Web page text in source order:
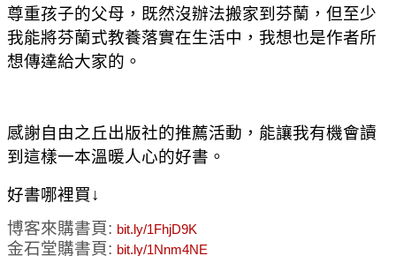
尊重孩子的父母 ，既然沒辦法搬家到芬蘭 ，但至少
我能將芬蘭式教養落實在生活中 ， 我想也是作者所
想傳達給大家的。
感謝自由之丘出版社的推薦活動 ，能讓我有機會讀
到這樣一本溫暖人心的好書。
好書哪裡買↓
博客來購書頁: bit.ly/1FhjD9K
金石堂購書頁: bit.ly/1Nnm4NE